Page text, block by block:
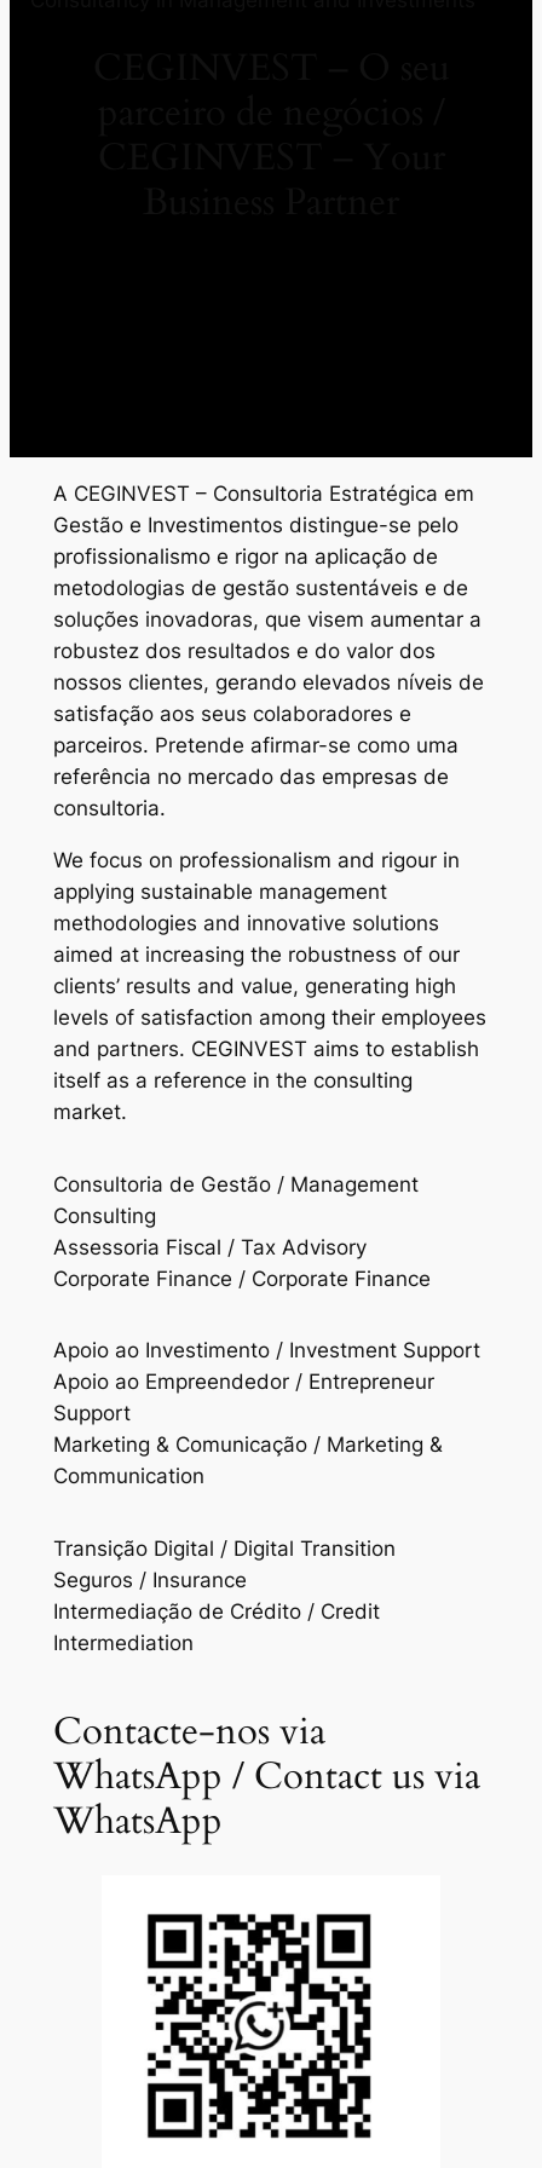
A CEGINVEST – Consultoria Estratégica em
Gestão e Investimentos distingue-se pelo
profissionalismo e rigor na aplicação de
metodologias de gestão sustentáveis e de
soluções inovadoras, que visem aumentar a
robustez dos resultados e do valor dos
nossos clientes, gerando elevados níveis de
satisfação aos seus colaboradores e
parceiros. Pretende afirmar-se como uma
referência no mercado das empresas de
consultoria.
We focus on professionalism and rigour in
applying sustainable management
methodologies and innovative solutions
aimed at increasing the robustness of our
clients’ results and value, generating high
levels of satisfaction among their employees
and partners. CEGINVEST aims to establish
itself as a reference in the consulting
market.
Consultoria de Gestão / Management
Consulting
Assessoria Fiscal / Tax Advisory
Corporate Finance / Corporate Finance
Apoio ao Investimento / Investment Support
Apoio ao Empreendedor / Entrepreneur
Support
Marketing & Comunicação / Marketing &
Communication
Transição Digital / Digital Transition
Seguros / Insurance
Intermediação de Crédito / Credit
Intermediation
Contacte-nos via
WhatsApp / Contact us via
WhatsApp